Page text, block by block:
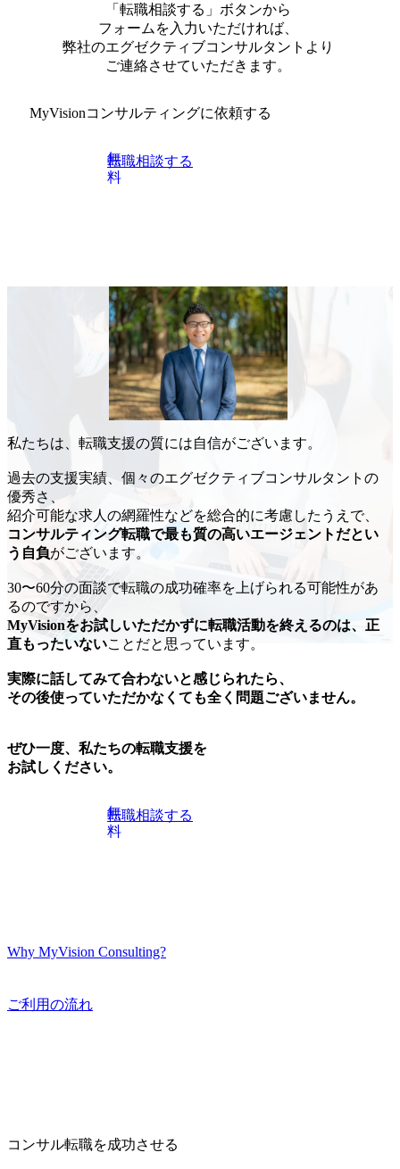
「転職相談する」ボタンから
フォームを入力いただければ、
弊社のエグゼクティブコンサルタントより
ご連絡させていただきます。
MyVisionコンサルティングに依頼する
無
料
転職相談する
私たちは、転職支援の質には自信がございます。
過去の支援実績、個々のエグゼクティブコンサルタントの
優秀さ、
紹介可能な求人の網羅性などを総合的に考慮したうえで、
コンサルティング転職で最も質の高いエージェントだとい
う自負がございます。
30〜60分の面談で転職の成功確率を上げられる可能性があ
るのですから、
MyVisionをお試しいただかずに転職活動を終えるのは、正
直もったいないことだと思っています。
実際に話してみて合わないと感じられたら、
その後使っていただかなくても全く問題ございません。
ぜひ一度、私たちの転職支援を
お試しください。
無
料
転職相談する
Why MyVision Consulting?
ご利用の流れ
コンサル転職を成功させる